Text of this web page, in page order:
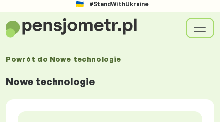
#StandWithUkraine
Powrót do Nowe technologie
Nowe technologie